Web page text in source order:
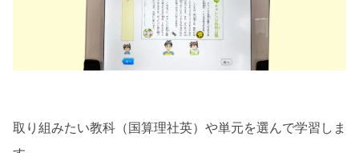
取り組みたい教科（国算理社英）や単元を選んで学習しま